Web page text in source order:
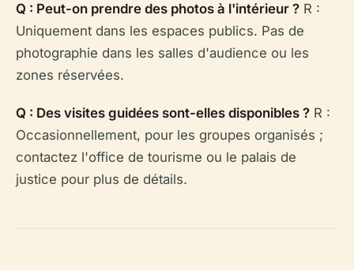
Q : Peut-on prendre des photos à l'intérieur ? R :
Uniquement dans les espaces publics. Pas de
photographie dans les salles d'audience ou les
zones réservées.
Q : Des visites guidées sont-elles disponibles ? R :
Occasionnellement, pour les groupes organisés ;
contactez l'office de tourisme ou le palais de
justice pour plus de détails.